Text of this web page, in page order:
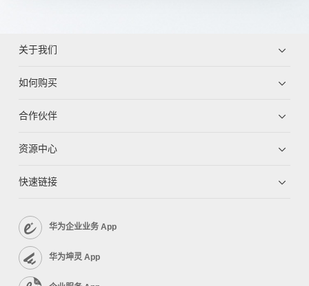
关于我们
如何购买
合作伙伴
资源中心
快速链接
华为企业业务 App
华为坤灵 App